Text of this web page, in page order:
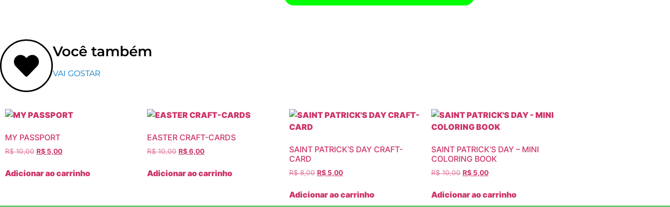
Você também
VAI GOSTAR
MY PASSPORT
R$10,00 R$ 5,00
Adicionar ao carrinho
EASTER CRAFT-CARDS
R$10,00 R$6,00
Adicionar ao carrinho
SAINT PATRICK’S DAY CRAFT-
CARD
R$8,00 R$ 5,00
Adicionar ao carrinho
SAINT PATRICK’S DAY – MINI
COLORING BOOK
R$10,00 R$ 5,00
Adicionar ao carrinho